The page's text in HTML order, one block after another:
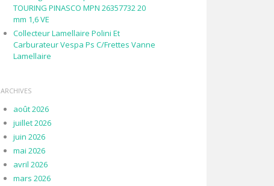
TOURING PINASCO MPN 26357732 20
mm 1,6 VE
Collecteur Lamellaire Polini Et
Carburateur Vespa Ps C/Frettes Vanne
Lamellaire
ARCHIVES
août 2026
juillet 2026
juin 2026
mai 2026
avril 2026
mars 2026